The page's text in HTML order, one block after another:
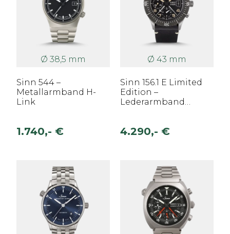
Ø 38,5 mm
Sinn 544 –
Metallarmband H-
Link
1.740,- €
Ø 43 mm
Sinn 156.1 E Limited
Edition –
Lederarmband
4.290,- €